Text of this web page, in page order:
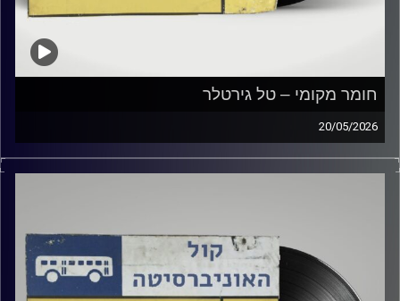
חומר מקומי – טל גירטלר
20/05/2026
שעה של מוזיקה ישראלית עם טל גירטלר